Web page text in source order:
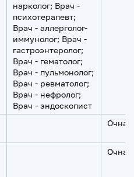
нарколог; Врач -
психотерапевт;
Врач - аллерголог-
иммунолог; Врач -
гастроэнтеролог;
Врач - гематолог;
Врач - пульмонолог;
Врач - ревматолог;
Врач - нефролог;
Врач - эндоскопист
Очная
Очная